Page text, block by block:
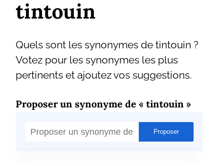
tintouin
Quels sont les synonymes de tintouin ?
Votez pour les synonymes les plus
pertinents et ajoutez vos suggestions.
Proposer un synonyme de « tintouin »